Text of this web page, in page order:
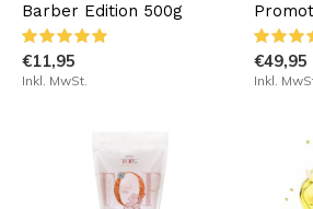
Barber Edition 500g
€11,95
Inkl. MwSt.
€49,95
Inkl.